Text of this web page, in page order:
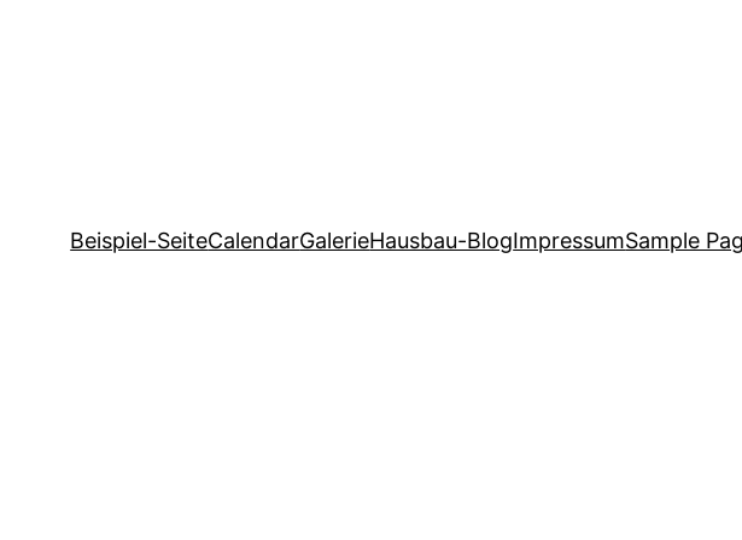
Beispiel-SeiteCalendarGalerieHausbau-BlogImpressumSample